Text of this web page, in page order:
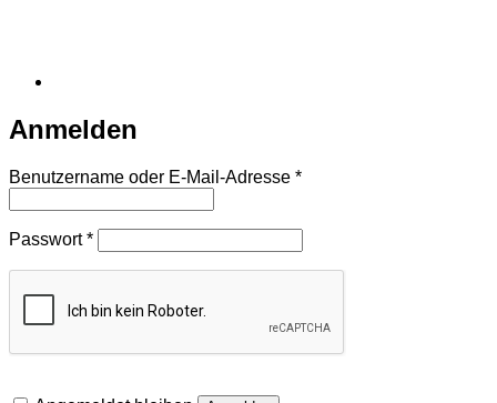
Anmelden
Benutzername oder E-Mail-Adresse *Erforderlich
Passwort*Erforderlich